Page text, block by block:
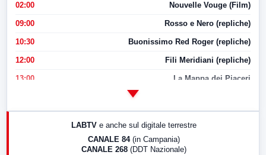
02:00 Nouvelle Vouge (Film)
09:00 Rosso e Nero (repliche)
10:30 Buonissimo Red Roger (repliche)
12:00 Fili Meridiani (repliche)
13:00 La Mappa dei Piaceri
LABTV e anche sul digitale terrestre
CANALE 84 (in Campania)
CANALE 268 (DDT Nazionale)